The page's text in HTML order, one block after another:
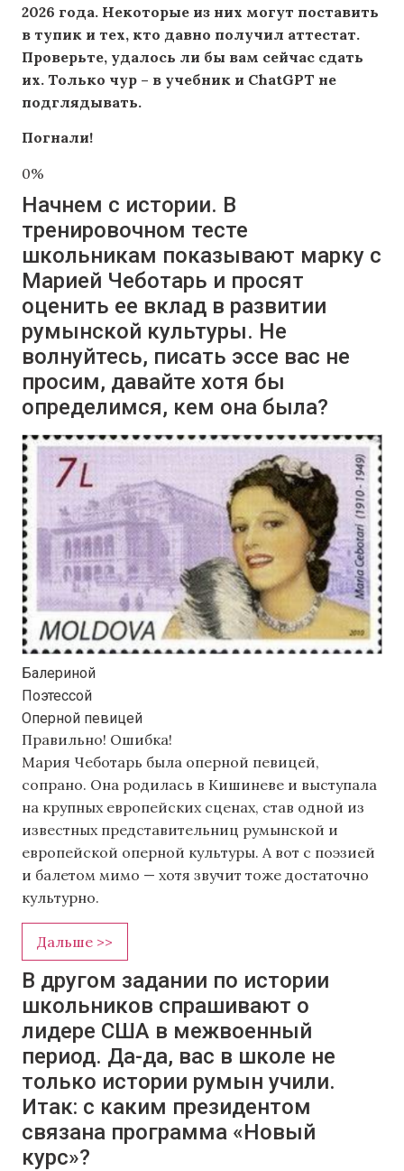
2026 года. Некоторые из них могут поставить
в тупик и тех, кто давно получил аттестат.
Проверьте, удалось ли бы вам сейчас сдать
их. Только чур – в учебник и ChatGPT не
подглядывать.
Погнали!
0%
Начнем с истории. В
тренировочном тесте
школьникам показывают марку с
Марией Чеботарь и просят
оценить ее вклад в развитии
румынской культуры. Не
волнуйтесь, писать эссе вас не
просим, давайте хотя бы
определимся, кем она была?
Балериной
Поэтессой
Оперной певицей
Правильно! Ошибка!
Мария Чеботарь была оперной певицей,
сопрано. Она родилась в Кишиневе и выступала
на крупных европейских сценах, став одной из
известных представительниц румынской и
европейской оперной культуры. А вот с поэзией
и балетом мимо — хотя звучит тоже достаточно
культурно.
Дальше >>
В другом задании по истории
школьников спрашивают о
лидере США в межвоенный
период. Да-да, вас в школе не
только истории румын учили.
Итак: с каким президентом
связана программа «Новый
курс»?